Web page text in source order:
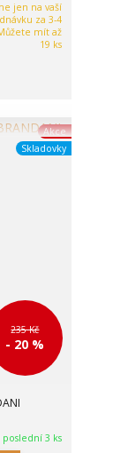
jen na vaší
za 3-4
mít až
19 ks
Akce
Skladovky
235 Kč
- 20 %
poslední 3 ks